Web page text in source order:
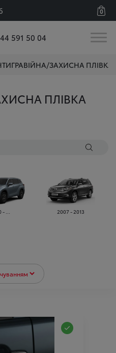
0
591 50 04
ЗАХИСНА ПЛІВКА
ПЛІВКА
- ... 2007 - 2013